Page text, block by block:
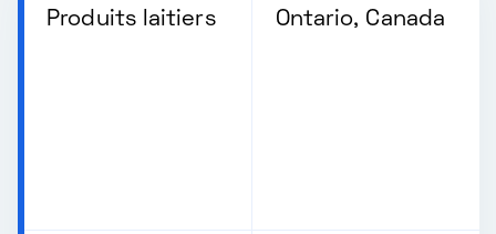
Produits laitiers Ontario, Canada